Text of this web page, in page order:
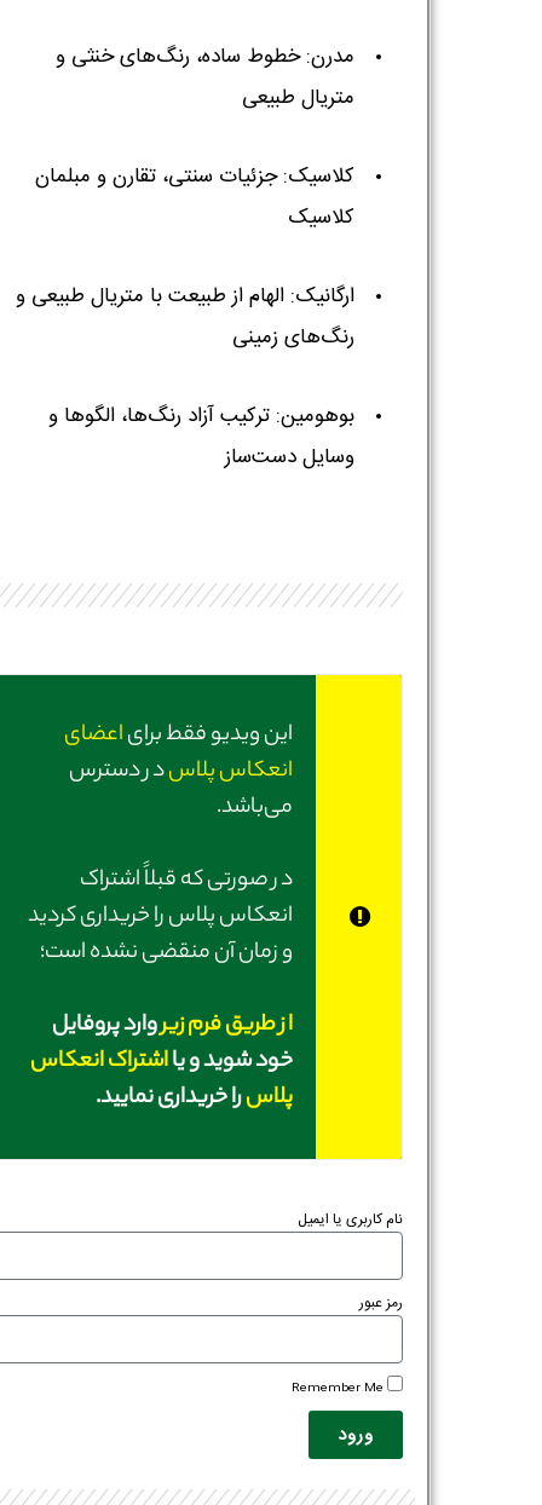
مدرن: خطوط ساده، رنگ‌های خنثی و
متریال طبیعی
کلاسیک: جزئیات سنتی، تقارن و مبلمان
کلاسیک
ارگانیک: الهام از طبیعت با متریال طبیعی و
رنگ‌های زمینی
بوهومین: ترکیب آزاد رنگ‌ها، الگوها و
وسایل دست‌ساز
این ویدیو فقط برایاعضای
انعکاس پلاسدر دسترس
می‌باشد.
در صورتی‌ که قبلاً اشتراک
انعکاس پلاس را خریداری کردید
و زمان آن منقضی نشده است؛
از طریق فرم زیروارد پروفایل
خود شوید و یااشتراک انعکاس
پلاسرا خریداری نمایید.
نام کاربری یا ایمیل
رمز عبور
Remember Me
ورود